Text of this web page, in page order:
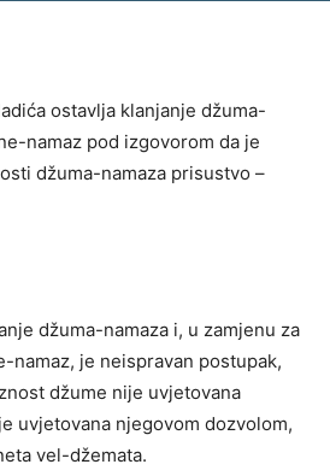
ostavlja klanjanje džuma-
namaz pod izgovorom da je
džuma-namaza prisustvo –
džuma-namaza i, u zamjenu za
namaz, je neispravan postupak,
džume nije uvjetovana
uvjetovana njegovom dozvolom,
vel-džemata.